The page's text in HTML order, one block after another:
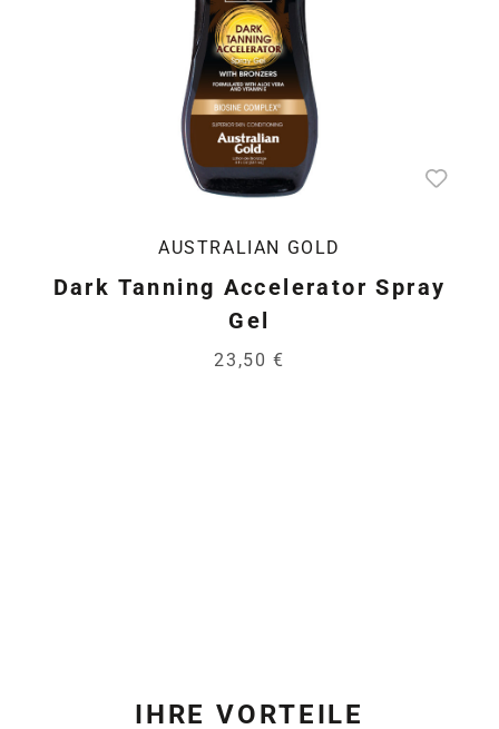
AUSTRALIAN GOLD
Dark Tanning Accelerator Spray
Gel
23,50 €
IHRE VORTEILE